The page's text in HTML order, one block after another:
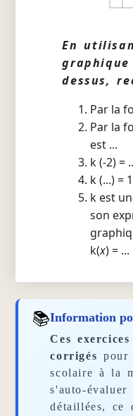
En
dessus,
Par la
Par la
est ...
k (-2) =
k (...) = 1
k est
son
k(x) = ...
📚Information
Ces
corrigés pour
scolaire à la
s'auto-
détaillées, ce